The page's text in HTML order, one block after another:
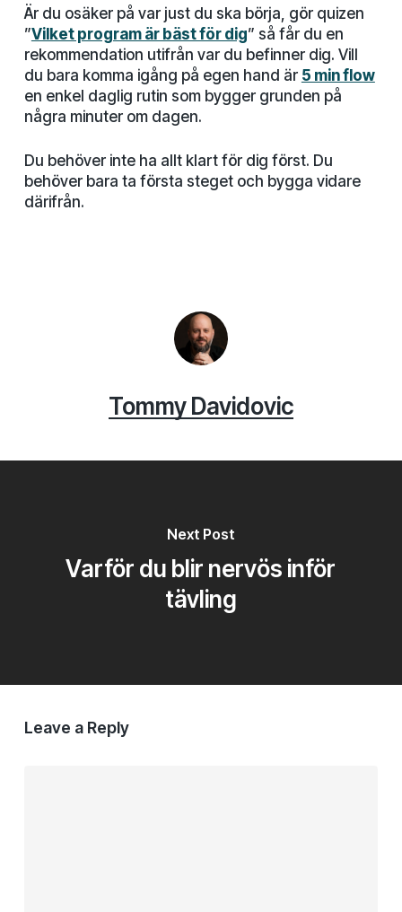
Är du osäker på var just du ska börja, gör quizen
”Vilket program är bäst för dig” så får du en
rekommendation utifrån var du befinner dig. Vill
du bara komma igång på egen hand är 5 min flow
en enkel daglig rutin som bygger grunden på
några minuter om dagen.
Du behöver inte ha allt klart för dig först. Du
behöver bara ta första steget och bygga vidare
därifrån.
Tommy Davidovic
Next Post
Varför du blir nervös inför
tävling
Leave a Reply